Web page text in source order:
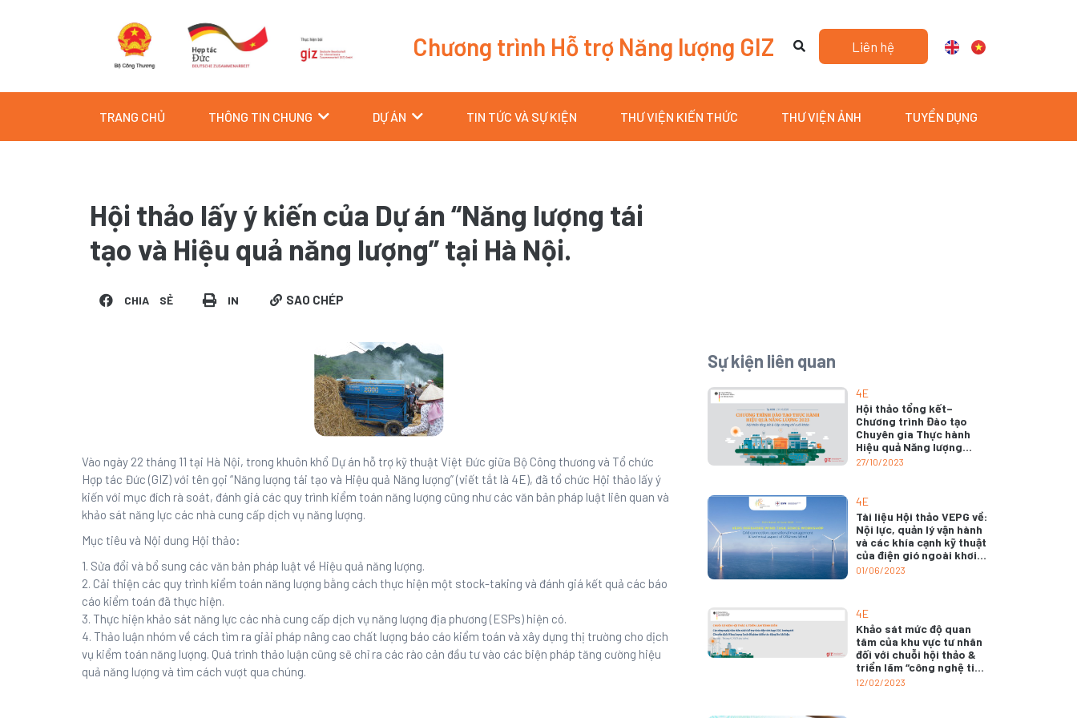
Chương trình Hỗ trợ Năng lượng GIZ Liên hệ
TRANG CHỦ THÔNG TIN CHUNG DỰ ÁN TIN TỨC VÀ SỰ KIỆN THƯ VIỆN KIẾN THỨC THƯ VIỆN ẢNH TUYỂN DỤNG
Hội thảo lấy ý kiến của Dự án “Năng lượng tái
tạo và Hiệu quả năng lượng” tại Hà Nội.
CHIA SẺ IN SAO CHÉP
Vào ngày 22 tháng 11 tại Hà Nội, trong khuôn khổ Dự án hỗ trợ kỹ thuật Việt Đức giữa Bộ Công thương và Tổ chức
Hợp tác Đức (GIZ) với tên gọi “Năng lượng tái tạo và Hiệu quả Năng lượng” (viết tắt là 4E), đã tổ chức Hội thảo lấy ý
kiến với mục đích rà soát, đánh giá các quy trình kiểm toán năng lượng cũng như các văn bản pháp luật liên quan và
khảo sát năng lực các nhà cung cấp dịch vụ năng lượng.
Mục tiêu và Nội dung Hội thảo:
1. Sửa đổi và bổ sung các văn bản pháp luật về Hiệu quả năng lượng.
2. Cải thiện các quy trình kiểm toán năng lượng bằng cách thực hiện một stock-taking và đánh giá kết quả các báo
cáo kiểm toán đã thực hiện.
3. Thực hiện khảo sát năng lực các nhà cung cấp dịch vụ năng lượng địa phương (ESPs) hiện có.
4. Thảo luận nhóm về cách tìm ra giải pháp nâng cao chất lượng báo cáo kiểm toán và xây dựng thị trường cho dịch
vụ kiểm toán năng lượng. Quá trình thảo luận cũng sẽ chỉ ra các rào cản đầu tư vào các biện pháp tăng cường hiệu
quả năng lượng và tìm cách vượt qua chúng.
Sự kiện liên quan
4E
Hội thảo tổng kết–
Chương trình Đào tạo
Chuyên gia Thực hành
Hiệu quả Năng lượng
2023.
27/10/2023
4E
Tài liệu Hội thảo VEPG về:
Nội lực, quản lý vận hành
và các khía cạnh kỹ thuật
của điện gió ngoài khơi –
Ngày 1/6/2023.
01/06/2023
4E
Khảo sát mức độ quan
tâm của khu vực tư nhân
đối với chuỗi hội thảo &
triển lãm “công nghệ tiên
tiến hỗ trợ thúc đẩy tích
12/02/2023